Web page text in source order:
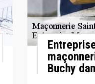
Buchy